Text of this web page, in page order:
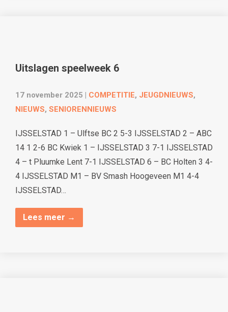
Uitslagen speelweek 6
17 november 2025 COMPETITIE, JEUGDNIEUWS,
NIEUWS, SENIORENNIEUWS
IJSSELSTAD 1 – Ulftse BC 2 5-3 IJSSELSTAD 2 – ABC
14 1 2-6 BC Kwiek 1 – IJSSELSTAD 3 7-1 IJSSELSTAD
4 – t Pluumke Lent 7-1 IJSSELSTAD 6 – BC Holten 3 4-
4 IJSSELSTAD M1 – BV Smash Hoogeveen M1 4-4
IJSSELSTAD…
Lees meer →